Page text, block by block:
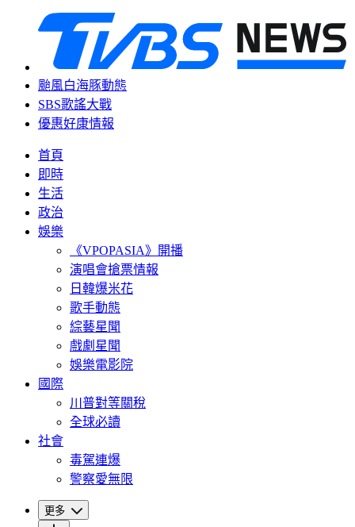
颱風白海豚動態
SBS歌謠大戰
優惠好康情報
首頁
即時
生活
政治
娛樂
《VPOPASIA》開播
演唱會搶票情報
日韓爆米花
歌手動態
綜藝星聞
戲劇星聞
娛樂電影院
國際
川普對等關稅
全球必讀
社會
毒駕連爆
警察愛無限
更多